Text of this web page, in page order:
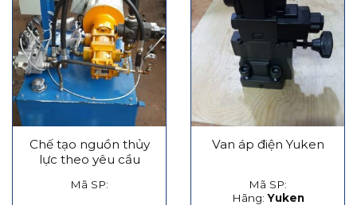
Chế tạo nguồn thủy
lực theo yêu cầu
Mã SP:
Van áp điện Yuken
Mã SP:
Hãng:Yuken